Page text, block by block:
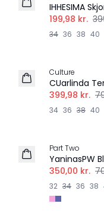
IHHESIMA
199,98 kr.
34 36 38 40
Culture
CUarlinda
399,98 kr.
34 36 38 40
Part Two
YaninasPW
350,00 kr.
32 34 36 38